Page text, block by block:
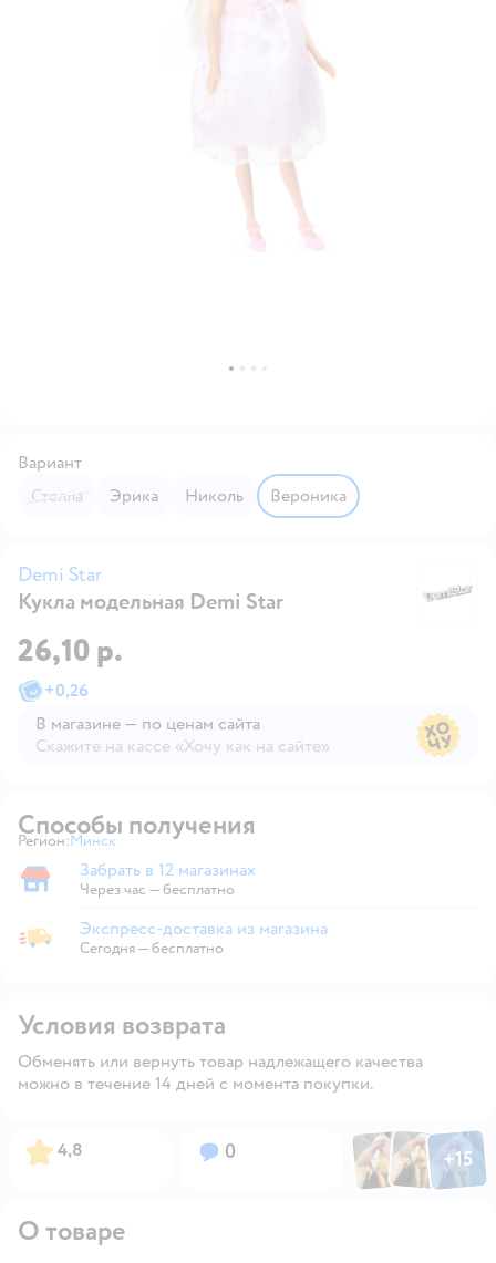
Вариант
Стелла
Эрика Николь Вероника
Demi Star
Кукла модельная Demi Star
26,10 р.
+0,26
В магазине — по ценам сайта
Скажите на кассе «Хочу как на сайте»
Способы получения
Регион: Выбор адреса доставки.
Минск
Забрать в магазине
Забрать в 12 магазинах
Через час — бесплатно
Экспресс-доставка из магазина
Экспресс-доставка из магазина
Сегодня—бесплатно
Условия возврата
Обменять или вернуть товар надлежащего качества
можно в течение 14 дней с момента покупки.
Рейтинг:
4,8 Вопросов:
0 ФотоФотоФото
+15
Открыть
О товаре